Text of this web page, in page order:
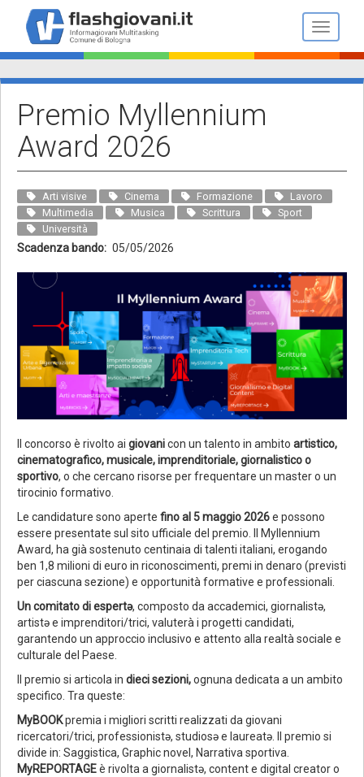
contenuto
principale
Toggle
Premio Myllennium
Award 2026
Arti visive Cinema Formazione
Lavoro
Multimedia
Musica Scrittura
Sport
Università
Scadenza bando 05/05/2026
Il concorso è rivolto ai giovanicon un talento in ambito artistico,
cinematografico, musicale, imprenditoriale, giornalistico o
sportivo, o che cercano risorse per frequentare un master o un
tirocinio formativo.
Le candidature sono aperte fino al 5 maggio 2026e possono
essere presentate sul sito ufficiale del premio. Il Myllennium
Award, ha già sostenuto centinaia di talenti italiani, erogando
ben 1,8 milioni di euro in riconoscimenti, premi in denaro (previsti
per ciascuna sezione) e opportunità formative e professionali.
Un comitato di espertə, composto da accademici, giornalistə,
artistə e imprenditori/trici, valuterà i progetti candidati,
garantendo un approccio inclusivo e attento alla realtà sociale e
culturale del Paese.
Il premio si articola in dieci sezioni,ognuna dedicata a un ambito
specifico. Tra queste:
MyBOOKpremia i migliori scritti realizzati da giovani
ricercatori/trici, professionistə, studiosə e laureatə. Il premio si
divide in: Saggistica, Graphic novel, Narrativa sportiva.
MyREPORTAGEè rivolta a giornalistə, content e digital creator o